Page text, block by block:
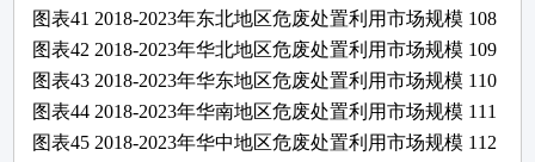
图表41 2018-2023年东北地区危废处置利用市场规模 108
图表42 2018-2023年华北地区危废处置利用市场规模 109
图表43 2018-2023年华东地区危废处置利用市场规模 110
图表44 2018-2023年华南地区危废处置利用市场规模 111
图表45 2018-2023年华中地区危废处置利用市场规模 112